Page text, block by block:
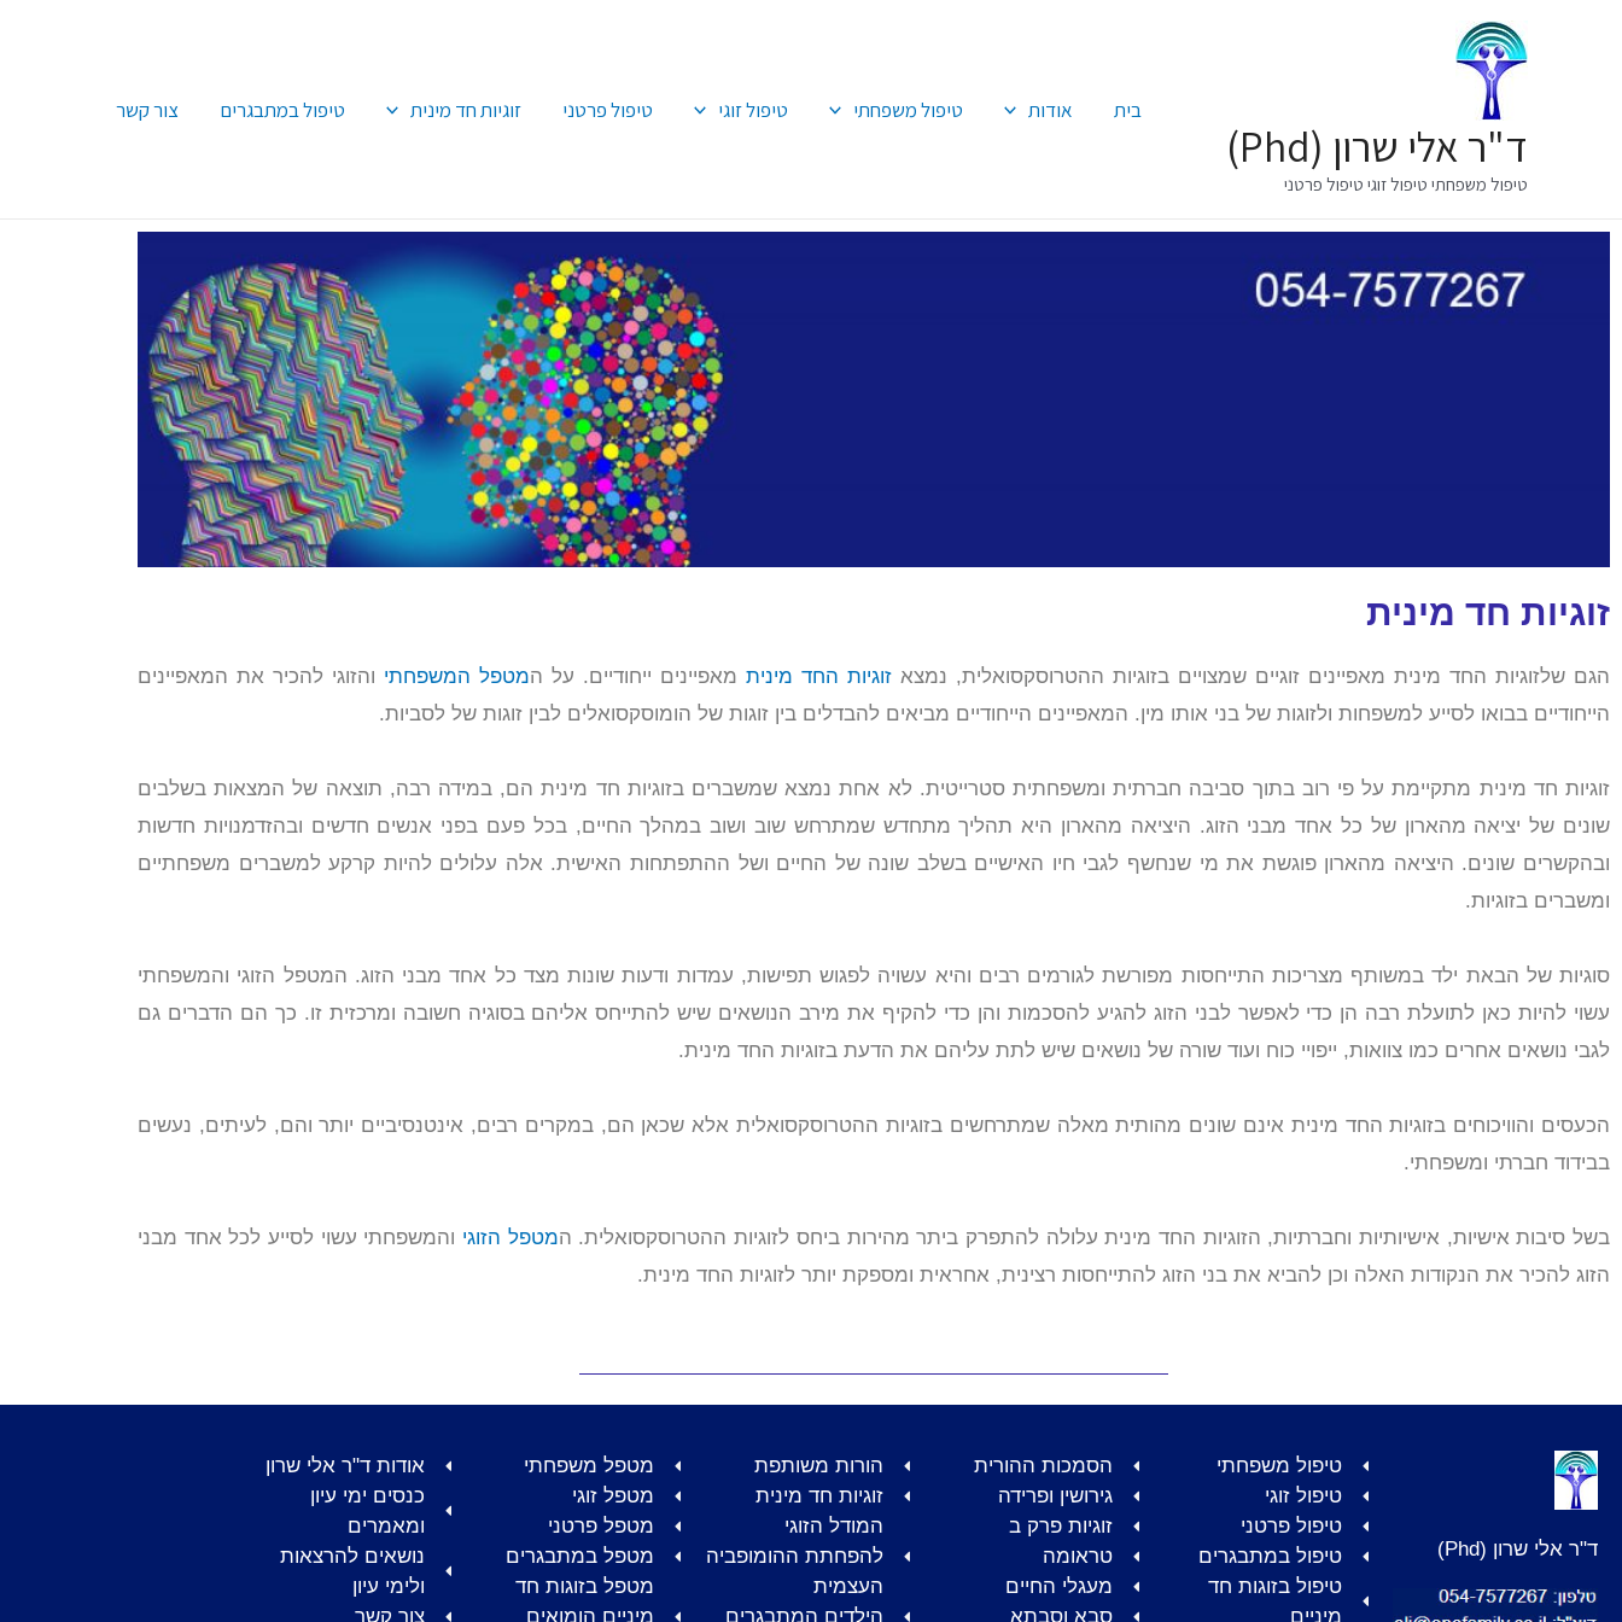
ד"ר אלי שרון (Phd)
טיפול משפחתי טיפול זוגי טיפול פרטני
בית אודות טיפול משפחתי טיפול זוגי טיפול פרטני זוגיות חד מינית טיפול במתבגרים צור קשר
זוגיות חד מינית
הגם שלזוגיות החד מינית מאפיינים זוגיים שמצויים בזוגיות ההטרוסקסואלית, נמצא זוגיות החד מינית מאפיינים ייחודיים. על המטפל המשפחתי והזוגי להכיר את המאפיינים
הייחודיים בבואו לסייע למשפחות ולזוגות של בני אותו מין. המאפיינים הייחודיים מביאים להבדלים בין זוגות של הומוסקסואלים לבין זוגות של לסביות.
זוגיות חד מינית מתקיימת על פי רוב בתוך סביבה חברתית ומשפחתית סטרייטית. לא אחת נמצא שמשברים בזוגיות חד מינית הם, במידה רבה, תוצאה של המצאות בשלבים
שונים של יציאה מהארון של כל אחד מבני הזוג. היציאה מהארון היא תהליך מתחדש שמתרחש שוב ושוב במהלך החיים, בכל פעם בפני אנשים חדשים ובהזדמנויות חדשות
ובהקשרים שונים. היציאה מהארון פוגשת את מי שנחשף לגבי חיו האישיים בשלב שונה של החיים ושל ההתפתחות האישית. אלה עלולים להיות קרקע למשברים משפחתיים
ומשברים בזוגיות.
סוגיות של הבאת ילד במשותף מצריכות התייחסות מפורשת לגורמים רבים והיא עשויה לפגוש תפישות, עמדות ודעות שונות מצד כל אחד מבני הזוג. המטפל הזוגי והמשפחתי
עשוי להיות כאן לתועלת רבה הן כדי לאפשר לבני הזוג להגיע להסכמות והן כדי להקיף את מירב הנושאים שיש להתייחס אליהם בסוגיה חשובה ומרכזית זו. כך הם הדברים גם
לגבי נושאים אחרים כמו צוואות, ייפויי כוח ועוד שורה של נושאים שיש לתת עליהם את הדעת בזוגיות החד מינית.
הכעסים והוויכוחים בזוגיות החד מינית אינם שונים מהותית מאלה שמתרחשים בזוגיות ההטרוסקסואלית אלא שכאן הם, במקרים רבים, אינטנסיביים יותר והם, לעיתים, נעשים
בבידוד חברתי ומשפחתי.
בשל סיבות אישיות, אישיותיות וחברתיות, הזוגיות החד מינית עלולה להתפרק ביתר מהירות ביחס לזוגיות ההטרוסקסואלית. המטפל הזוגי והמשפחתי עשוי לסייע לכל אחד מבני
הזוג להכיר את הנקודות האלה וכן להביא את בני הזוג להתייחסות רצינית, אחראית ומספקת יותר לזוגיות החד מינית.
ד"ר אלי שרון (Phd)
טיפול משפחתי
טיפול זוגי
טיפול פרטני
טיפול במתבגרים
טיפול בזוגות חד
מיניים
הסמכות ההורית
גירושין ופרידה
זוגיות פרק ב
טראומה
מעגלי החיים
סבא וסבתא
הורות משותפת
זוגיות חד מינית
המודל הזוגי
להפחתת ההומופביה
העצמית
הילדים המתבגרים
מטפל משפחתי
מטפל זוגי
מטפל פרטני
מטפל במתבגרים
מטפל בזוגות חד
מיניים הומואים
אודות ד"ר אלי שרון
כנסים ימי עיון
ומאמרים
נושאים להרצאות
ולימי עיון
צור קשר